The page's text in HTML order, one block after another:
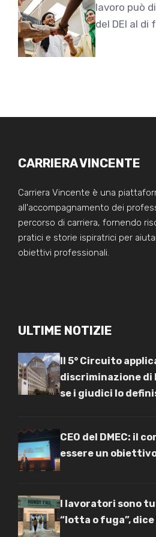
lavoro può
del DEI al di
CARRIERA VINCENTE
Carriera Vincente è una
all'accompagnamento dei
percorso di carriera, fornendo
pratici e storie ispiratrici per
obiettivi professionali.
ULTIME NOTIZIE
Il 5° Circuito
discriminazione di
se i giudici lo
CEO del DMEC: il
essere un
I lavoratori sono
“lotta o fuga”, dice